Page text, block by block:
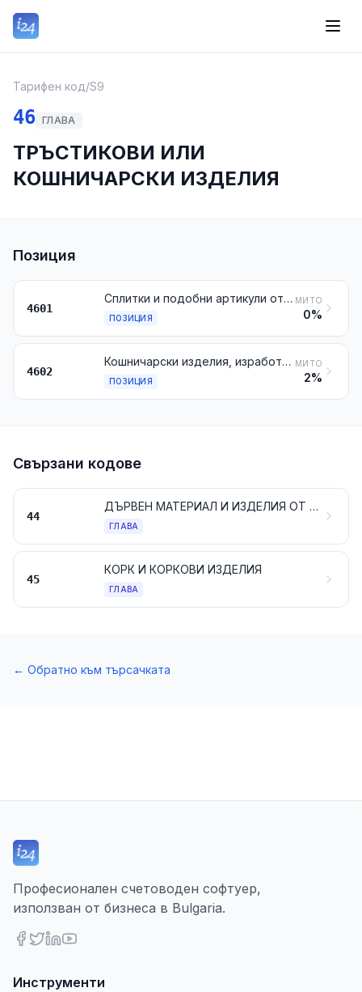
Тарифен код/S9
46 ГЛАВА
ТРЪСТИКОВИ ИЛИ
КОШНИЧАРСКИ ИЗДЕЛИЯ
Позиция
4601
Сплитки и подобни артикули от материали за плетене, дори свързани на ленти; материали за плетене, сплитки и подобни артикули от материали за плетене, изтъкани или паралелно подредени в една плоскост, дори завършени (например рогозки, изтривалки и решетки)
ПОЗИЦИЯ
МИТО
0%
4602
Кошничарски изделия, изработени директно във форма, от материалите за плетене или конфекционирани с помощта на артикулите от № 4601; изделия от луфа
ПОЗИЦИЯ
МИТО
2%
Свързани кодове
44
ДЪРВЕН МАТЕРИАЛ И ИЗДЕЛИЯ ОТ ДЪРВЕН МАТЕРИАЛ; ДЪРВЕНИ ВЪГЛИЩА
ГЛАВА
45
КОРК И КОРКОВИ ИЗДЕЛИЯ
ГЛАВА
← Обратно към търсачката
Професионален счетоводен софтуер,
използван от бизнеса в Bulgaria.
Инструменти